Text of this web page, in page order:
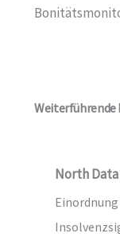
Weiterführende
North